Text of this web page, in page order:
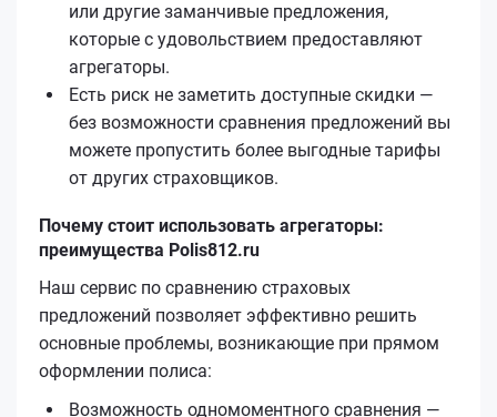
или другие заманчивые предложения,
которые с удовольствием предоставляют
агрегаторы.
Есть риск не заметить доступные скидки —
без возможности сравнения предложений вы
можете пропустить более выгодные тарифы
от других страховщиков.
Почему стоит использовать агрегаторы:
преимущества Polis812.ru
Наш сервис по сравнению страховых
предложений позволяет эффективно решить
основные проблемы, возникающие при прямом
оформлении полиса:
Возможность одномоментного сравнения —